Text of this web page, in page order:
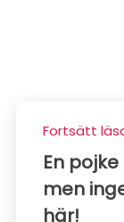
Fortsätt
En
men
här!